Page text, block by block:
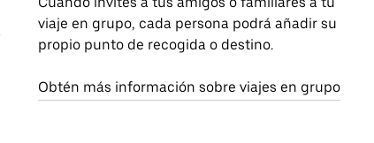
viaje en grupo, cada persona podrá añadir su
propio punto de recogida o destino.
Obtén más información sobre viajes en grupo